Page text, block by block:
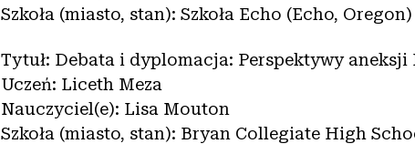
Szkoła (miasto, stan): Szkoła Echo (Echo, Oregon)
Tytuł: Debata i dyplomacja: Perspektywy aneksji
Uczeń: Liceth Meza
Nauczyciel(e): Lisa Mouton
Szkoła (miasto, stan): Bryan Collegiate High